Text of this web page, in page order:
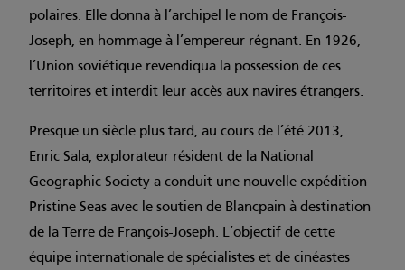
polaires. Elle donna à l’archipel le nom de François-
Joseph, en hommage à l’empereur régnant. En 1926,
l’Union soviétique revendiqua la possession de ces
territoires et interdit leur accès aux navires étrangers.
Presque un siècle plus tard, au cours de l’été 2013,
Enric Sala, explorateur résident de la National
Geographic Society a conduit une nouvelle expédition
Pristine Seas avec le soutien de Blancpain à destination
de la Terre de François-Joseph. L’objectif de cette
équipe internationale de spécialistes et de cinéastes